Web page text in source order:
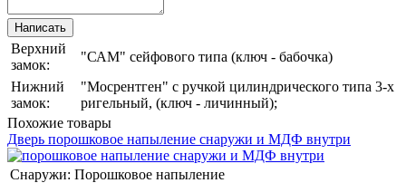
Написать
Верхний
замок:
"САМ" сейфового типа (ключ - бабочка)
Нижний
замок:
"Мосрентген" с ручкой цилиндрического типа 3-х
ригельный, (ключ - личинный);
Похожие товары
Дверь порошковое напыление снаружи и МДФ внутри
Снаружи: Порошковое напыление